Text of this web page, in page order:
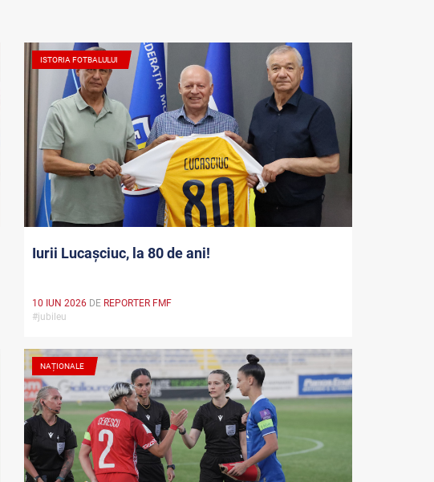
ISTORIA FOTBALULUI
Iurii Lucașciuc, la 80 de ani!
10 IUN 2026 DE REPORTER FMF
#jubileu
NAȚIONALE